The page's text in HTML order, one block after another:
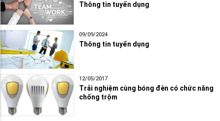
Thông tin tuyển dụng
09/09/2024
Thông tin tuyển dụng
12/05/2017
Trải nghiệm cùng bóng đèn có chức năng
chống trộm